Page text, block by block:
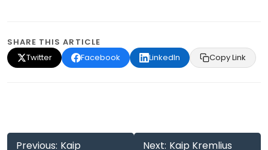
SHARE THIS ARTICLE
Twitter
Facebook LinkedIn Copy Link
Navigacija
Previous: Kaip Next: Kaip Kremlius